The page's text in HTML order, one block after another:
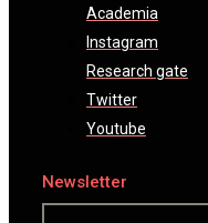
Academia
Instagram
Research gate
Twitter
Youtube
Newsletter